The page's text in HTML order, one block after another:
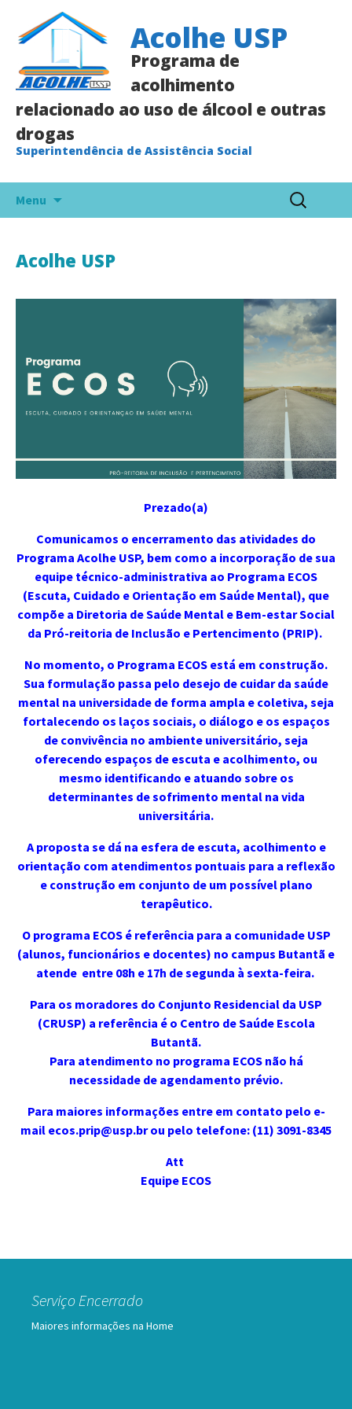
Acolhe USP
Programa de
acolhimento
relacionado ao uso de álcool e outras
drogas
Superintendência de Assistência Social
Menu
Pesquisar
por:
Acolhe USP
Prezado(a)
Comunicamos o encerramento das atividades do
Programa Acolhe USP, bem como a incorporação de sua
equipe técnico-administrativa ao Programa ECOS
(Escuta, Cuidado e Orientação em Saúde Mental), que
compõe a Diretoria de Saúde Mental e Bem-estar Social
da Pró-reitoria de Inclusão e Pertencimento (PRIP).
No momento, o Programa ECOS está em construção.
Sua formulação passa pelo desejo de cuidar da saúde
mental na universidade de forma ampla e coletiva, seja
fortalecendo os laços sociais, o diálogo e os espaços
de convivência no ambiente universitário, seja
oferecendo espaços de escuta e acolhimento, ou
mesmo identificando e atuando sobre os
determinantes de sofrimento mental na vida
universitária.
A proposta se dá na esfera de escuta, acolhimento e
orientação com atendimentos pontuais para a reflexão
e construção em conjunto de um possível plano
terapêutico.
O programa ECOS é referência para a comunidade USP
(alunos, funcionários e docentes) no campus Butantã e
atende entre 08h e 17h de segunda à sexta-feira.
Para os moradores do Conjunto Residencial da USP
(CRUSP) a referência é o Centro de Saúde Escola
Butantã.
Para atendimento no programa ECOS não há
necessidade de agendamento prévio.
Para maiores informações entre em contato pelo e-
mail ecos.prip@usp.brou pelo telefone: (11) 3091-8345
Att
Equipe ECOS
Serviço Encerrado
Maiores informações na Home